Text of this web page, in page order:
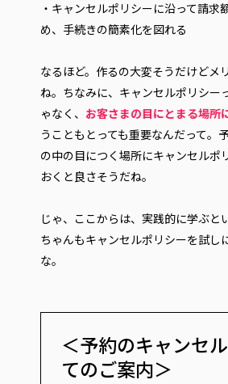
・キャンセルポリシーに沿って請求
め、手続きの簡素化を図れる
なるほど。作るの大変そうだけどメ
ね。ちなみに、キャンセルポリシー
ゃなく、 お客さまの目にとまる場所
うこともとっても重要なんだって。
の中の目につく場所にキャンセルポ
おくと良さそうだね。
じゃ、ここからは、実践的に学ぶと
ちゃんもキャンセルポリシーを試し
な。
＜予約のキャンセ
てのご案内＞